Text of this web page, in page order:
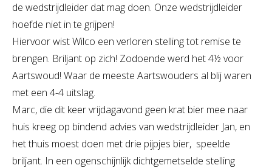
de wedstrijdleider dat mag doen. Onze wedstrijdleider
hoefde niet in te grijpen!
Hiervoor wist Wilco een verloren stelling tot remise te
brengen. Briljant op zich! Zodoende werd het 4½ voor
Aartswoud! Waar de meeste Aartswouders al blij waren
met een 4-4 uitslag.
Marc, die dit keer vrijdagavond geen krat bier mee naar
huis kreeg op bindend advies van wedstrijdleider Jan, en
het thuis moest doen met drie pijpjes bier, speelde
briljant. In een ogenschijnlijk dichtgemetselde stelling